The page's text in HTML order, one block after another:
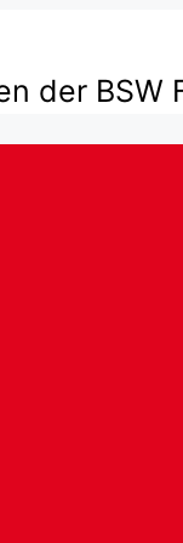
der BSW